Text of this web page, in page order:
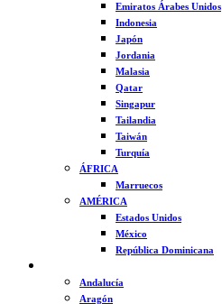
Emiratos Árabes Unidos
Indonesia
Japón
Jordania
Malasia
Qatar
Singapur
Tailandia
Taiwán
Turquía
ÁFRICA
Marruecos
AMÉRICA
Estados Unidos
México
República Dominicana
Andalucía
Aragón